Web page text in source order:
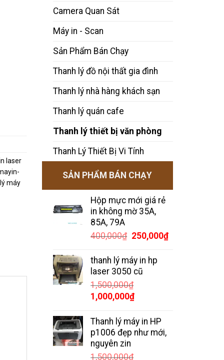
laser
máy
Camera Quan Sát
Máy in - Scan
Sản Phẩm Bán Chạy
Thanh lý đồ nội thất gia đình
Thanh lý nhà hàng khách sạn
Thanh lý quán cafe
Thanh lý thiết bị văn phòng
Thanh Lý Thiết Bị Vi Tính
SẢN PHẨM BÁN CHẠY
Hộp mực mới giá rẻ
in không mờ 35A,
85A, 79A
400,000₫ Giá
là:
400,000₫.
250,000₫Giá
thanh lý máy in hp
laser 3050 cũ
1,500,000₫
Giá
là:
1,500,000₫.
1,000,000₫Giá
tại
là:
Thanh lý máy in HP
p1006 đẹp như mới,
nguyên zin
1,500,000₫